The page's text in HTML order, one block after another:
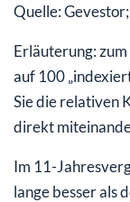
Quelle:
Erläuterung:
auf 100
Sie die relativen
direkt
Im 11-
lange besser als